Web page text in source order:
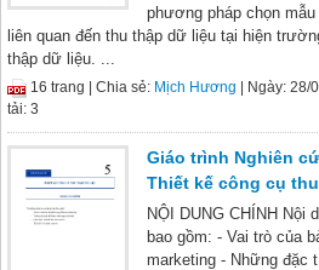
phương pháp chọn
liên quan đến thu thập dữ liệu tại hiện
thập dữ liệu. ...
16 trang | Chia sẻ: Mịch Hương | Ngày: 28/
tải: 3
Giáo trình Nghiên
Thiết kế công cụ
NỘI DUNG CHÍNH Nội
bao gồm: - Vai trò của
marketing - Những đặc